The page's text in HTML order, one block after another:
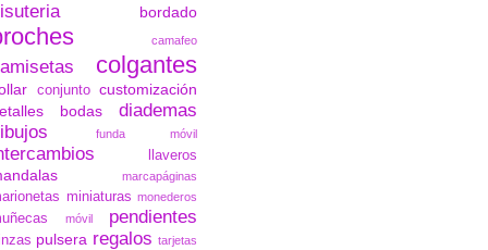
bordado
camafeo
colgantes
conjunto
customización
bodas
diademas
funda móvil
llaveros
marcapáginas
miniaturas monederos
móvil pendientes
pulsera regalos tarjetas